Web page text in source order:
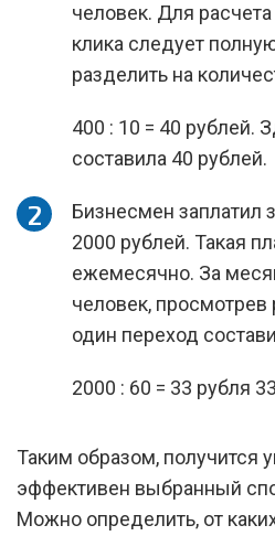
человек. Для
клика следует
разделить на
400 : 10 = 40 рублей.
составила 40 рублей.
Бизнесмен заплатил
2000 рублей. Такая
ежемесячно. За
человек, просмотрев
один переход
2000 : 60 = 33 рубля
Таким образом, получится
эффективен выбранный
Можно определить, от